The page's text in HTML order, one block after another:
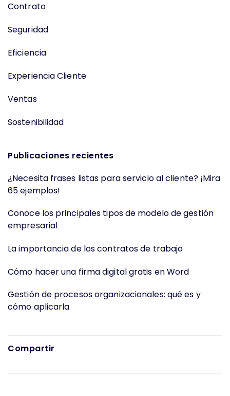
Contrato
Seguridad
Eficiencia
Experiencia Cliente
Ventas
Sostenibilidad
Publicaciones recientes
¿Necesita frases listas para servicio al cliente? ¡Mira
65 ejemplos!
Conoce los principales tipos de modelo de gestión
empresarial
La importancia de los contratos de trabajo
Cómo hacer una firma digital gratis en Word
Gestión de procesos organizacionales: qué es y
cómo aplicarla
Compartir